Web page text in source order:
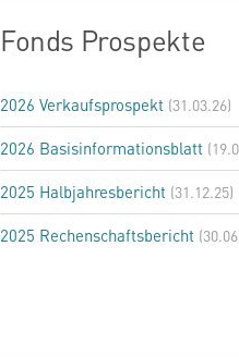
Fonds Prospekte
2026 Verkaufsprospekt (31.03.26)
2026 Basisinformationsblatt
2025 Halbjahresbericht (31.12.25)
2025 Rechenschaftsbericht